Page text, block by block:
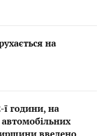
на
години, на
введено